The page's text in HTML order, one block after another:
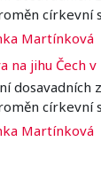
církevní
Martínková
na jihu Čech
dosavadních
církevní
Martínková